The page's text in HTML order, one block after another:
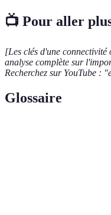
📺 Pour aller
[Les clés d'une
analyse complète sur
Recherchez sur YouTube :
Glossaire